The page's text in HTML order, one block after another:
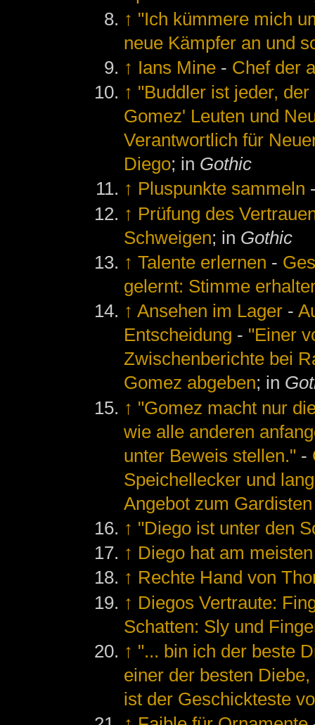
↑ "Ich kümmere mich
neue Kämpfer an und
↑ Ians Mine - Chef der
↑ "Buddler ist jeder,
Gomez' Leuten und
Verantwortlich für
Diego; in Gothic
↑ Pluspunkte sammeln
↑ Prüfung des
Schweigen; in Gothic
↑ Talente erlernen -
gelernt: Stimme
↑ Ansehen im Lager -
Entscheidung - "Einer
Zwischenberichte bei
Gomez abgeben; in
↑ "Gomez macht nur
wie alle anderen
unter Beweis stellen." -
Speichellecker und
Angebot zum Gardisten
↑ "Diego ist unter den
↑ Diego hat am
↑ Rechte Hand von
↑ Diegos Vertraute:
Schatten: Sly und
↑ "... bin ich der beste
einer der besten
ist der Geschickteste